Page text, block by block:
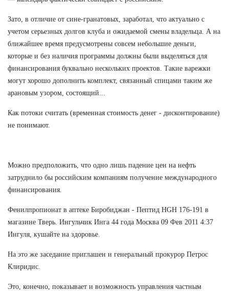
Зато, в отличие от сине-гранатовых, заработал, что актуально с
учетом серьезных долгов клуба и ожидаемой смены владельца. А на
ближайшее время предусмотрены совсем небольшие деньги,
которые и без наличия программы должны были выделяться для
финансирования буквально нескольких проектов. Такие варежки
могут хорошо дополнить комплект, связанный спицами таким же
арановым узором, состоящий...
Как потоки считать (временная стоимость денег - дисконтирование)
не понимают.
Можно предположить, что одно лишь падение цен на нефть
затруднило бы российским компаниям получение международного
финансирования.
Фенилпропионат в аптеке Биробиджан - Пептид HGH 176-191 в
магазине Тверь. Ингульчик Инга 44 года Москва 09 Фев 2011 4:37
Ингуля, кушайте на здоровье.
На это же заседание приглашен и генеральный прокурор Петрос
Клиридис.
Это, конечно, показывает и возможность управления частным